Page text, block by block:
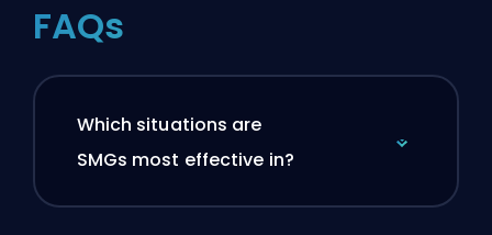
FAQs
Which situations are
SMGs most effective in?